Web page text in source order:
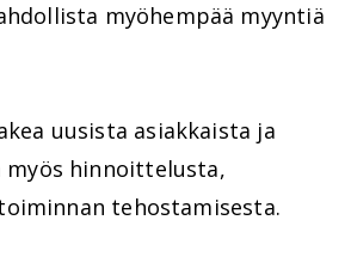
myöhempää myyntiä
uusista asiakkaista ja
hinnoittelusta,
tehostamisesta.